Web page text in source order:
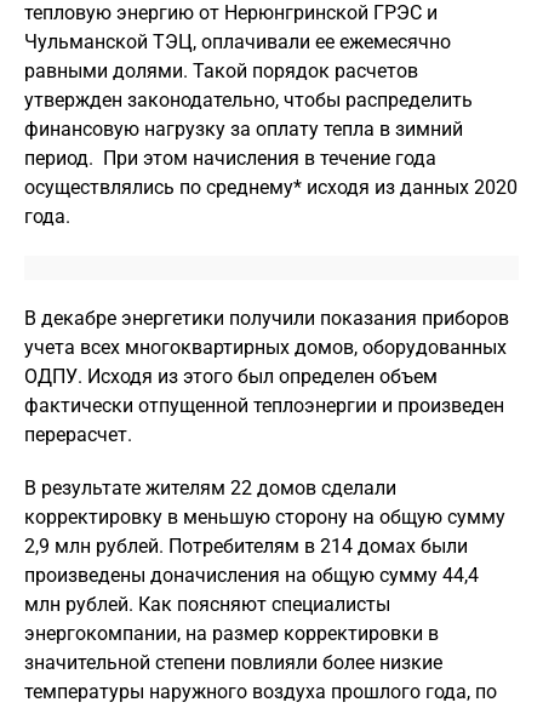
тепловую энергию от Нерюнгринской ГРЭС и
Чульманской ТЭЦ, оплачивали ее ежемесячно
равными долями. Такой порядок расчетов
утвержден законодательно, чтобы распределить
финансовую нагрузку за оплату тепла в зимний
период. При этом начисления в течение года
осуществлялись по среднему* исходя из данных 2020
года.
В декабре энергетики получили показания приборов
учета всех многоквартирных домов, оборудованных
ОДПУ. Исходя из этого был определен объем
фактически отпущенной теплоэнергии и произведен
перерасчет.
В результате жителям 22 домов сделали
корректировку в меньшую сторону на общую сумму
2,9 млн рублей. Потребителям в 214 домах были
произведены доначисления на общую сумму 44,4
млн рублей. Как поясняют специалисты
энергокомпании, на размер корректировки в
значительной степени повлияли более низкие
температуры наружного воздуха прошлого года, по